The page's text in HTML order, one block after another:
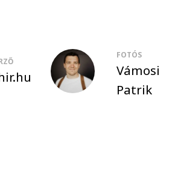
FOTÓS
Vámosi
Patrik